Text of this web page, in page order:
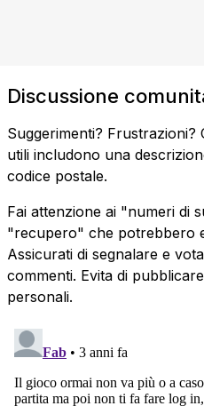
Discussione
Suggerimenti? Frustrazioni?
utili includono una
codice postale.
Fai attenzione ai "numeri di
"recupero" che potrebbero
Assicurati di segnalare e
commenti. Evita di
personali.